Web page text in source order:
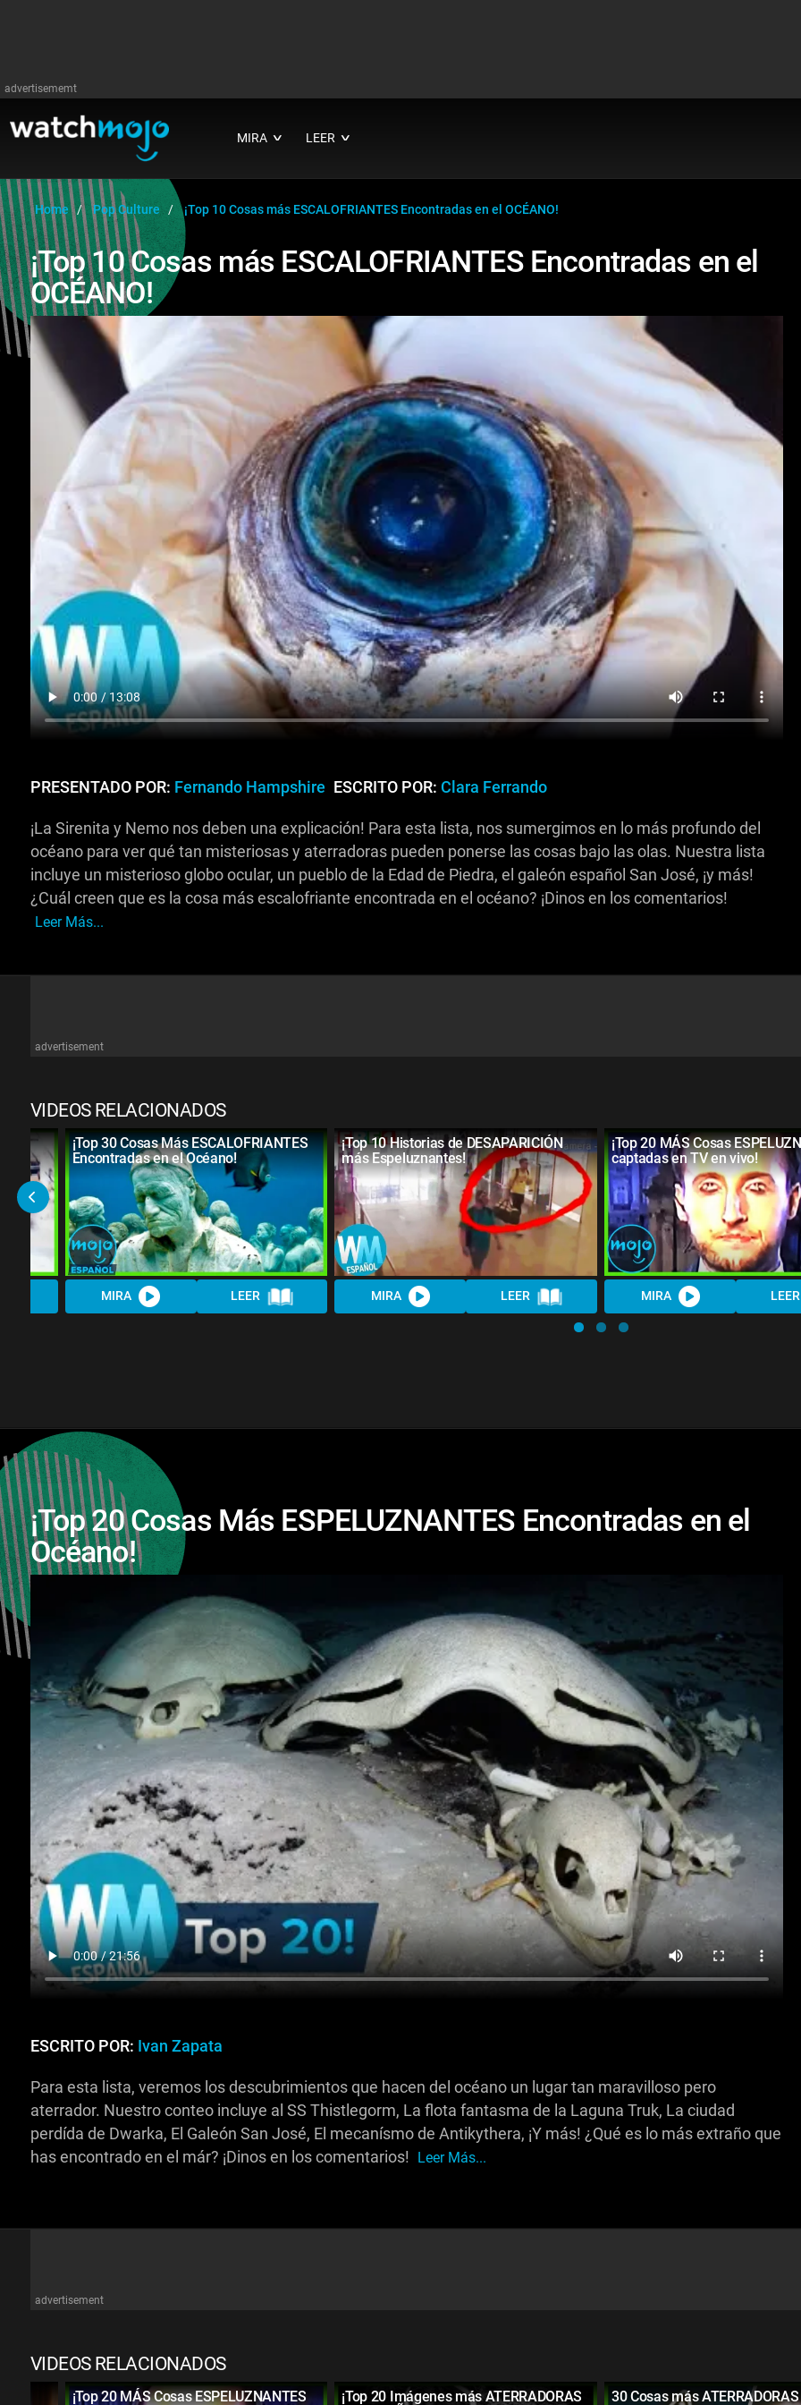
advertisememt
MIRA ∨ LEER ∨
Home Pop Culture ¡Top 10 Cosas más ESCALOFRIANTES Encontradas en el OCÉANO!
¡Top 10 Cosas más ESCALOFRIANTES Encontradas en el
OCÉANO!
PRESENTADO POR: Fernando Hampshire ESCRITO POR: Clara Ferrando
¡La Sirenita y Nemo nos deben una explicación! Para esta lista, nos sumergimos en lo más profundo del
océano para ver qué tan misteriosas y aterradoras pueden ponerse las cosas bajo las olas. Nuestra lista
incluye un misterioso globo ocular, un pueblo de la Edad de Piedra, el galeón español San José, ¡y más!
¿Cuál creen que es la cosa más escalofriante encontrada en el océano? ¡Dinos en los comentarios!
Leer Más...
advertisement
VIDEOS RELACIONADOS
¡Top 30 Cosas Más ESCALOFRIANTES
Encontradas en el Océano!
MIRA LEER
¡Top 10 Historias de DESAPARICIÓN
más Espeluznantes!
MIRA LEER
¡Top 20 MÁS Cosas
captadas en TV en vivo!
MIRA LEER
¡Top 20 Cosas Más ESPELUZNANTES Encontradas en el
Océano!
ESCRITO POR: Ivan Zapata
Para esta lista, veremos los descubrimientos que hacen del océano un lugar tan maravilloso pero
aterrador. Nuestro conteo incluye al SS Thistlegorm, La flota fantasma de la Laguna Truk, La ciudad
perdída de Dwarka, El Galeón San José, El mecanísmo de Antikythera, ¡Y más! ¿Qué es lo más extraño que
has encontrado en el már? ¡Dinos en los comentarios!
Leer Más...
advertisement
VIDEOS RELACIONADOS
¡Top 20 MÁS Cosas ESPELUZNANTES
¡Top 20 Imágenes más ATERRADORAS
30 Cosas más ATERRADORAS